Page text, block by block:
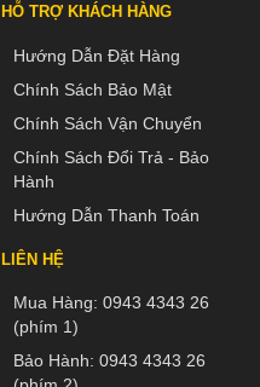
HỖ TRỢ KHÁCH HÀNG
Hướng Dẫn Đặt Hàng
Chính Sách Bảo Mật
Chính Sách Vận Chuyển
Chính Sách Đổi Trả - Bảo
Hành
Hướng Dẫn Thanh Toán
LIÊN HỆ
Mua Hàng: 0943 4343 26
(phím 1)
Bảo Hành: 0943 4343 26